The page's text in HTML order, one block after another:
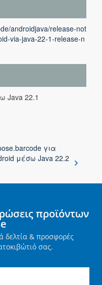
androidjava/release-not
via-java-22-1-release-n
Java 22.1
για
μέσω Java 22.2
προϊόντων
δελτία & προσφορές
σας.